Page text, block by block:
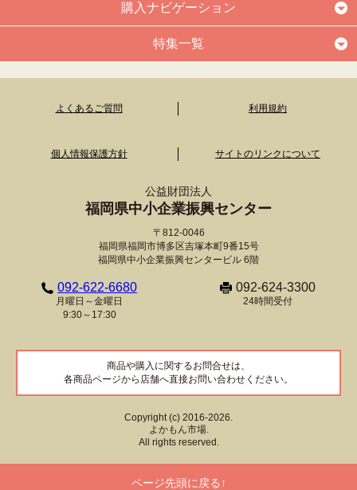
購入ナビゲーション
特集一覧
よくあるご質問 利用規約
個人情報保護方針 サイトのリンクについて
公益財団法人
福岡県中小企業振興センター
〒812-0046
福岡県福岡市博多区吉塚本町9番15号
福岡県中小企業振興センタービル 6階
092-622-6680
月曜日～金曜日
9:30～17:30
092-624-3300
24時間受付
商品や購入に関するお問合せは、
各商品ページから店舗へ直接お問い合わせください。
Copyright (c) 2016-2026.
よかもん市場.
All rights reserved.
ページ先頭に戻る↑